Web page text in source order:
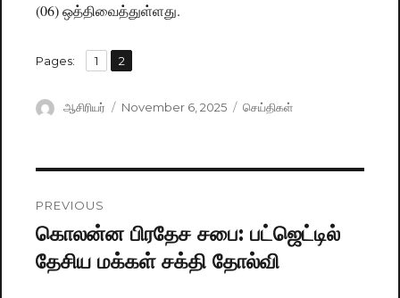
(06) ஒத்திவைத்துள்ளது.
Pages: Page
1 ,
Page
2
Author
ஆசிரியர்
Posted
November 6, 2025 Categories
செய்திகள்
navigation
PREVIOUS
Previous
post:
கொலன்ன பிரதேச சபை: பட்ஜெட்டில்
தேசிய மக்கள் சக்தி தோல்வி